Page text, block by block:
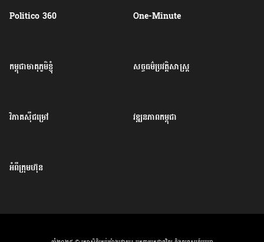
Politico 360 One-Minute
កម្ពុជាមាតុភូមិខ្ញុំ សច្ចធម៌ប្រវត្តិសាស្ត្រ
វិភាគសុីជម្រៅ វឌ្ឍនភាពកម្ពុជា
អំពីក្រុមហ៊ុន